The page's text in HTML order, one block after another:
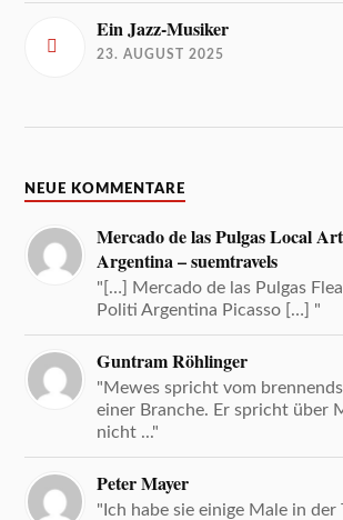
Ein Jazz-Musiker
23. AUGUST 2025
NEUE KOMMENTARE
Mercado de las Pulgas Local
Argentina – suemtravels
"[…] Mercado de las Pulgas
Politi Argentina Picasso […] "
Guntram Röhlinger
"Mewes spricht vom
einer Branche. Er spricht über
nicht ..."
Peter Mayer
"Ich habe sie einige Male in